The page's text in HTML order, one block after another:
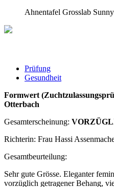
Ahnentafel Grosslab
Prüfung
Gesundheit
Formwert
Otterbach
Gesamterscheinung:
Richterin: Frau Hassi
Gesamtbeurteilung:
Sehr gute Grösse. Eleganter
vorzüglich getragener Behang,